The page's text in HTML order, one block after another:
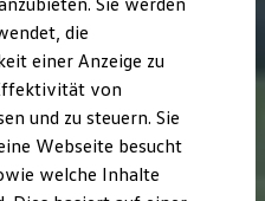
Lifestyle Produkte
Strom
die
einer Anzeige zu
von
und zu steuern. Sie
Webseite besucht
welche Inhalte